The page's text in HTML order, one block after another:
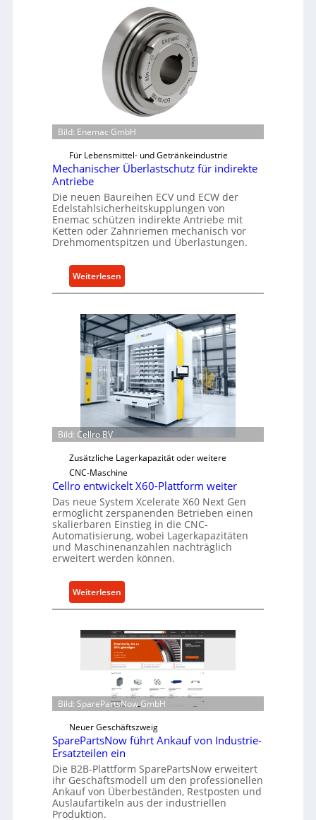
Bild: Enemac GmbH
Für Lebensmittel- und Getränkeindustrie
Mechanischer Überlastschutz für indirekte
Antriebe
Die neuen Baureihen ECV und ECW der
Edelstahlsicherheitskupplungen von
Enemac schützen indirekte Antriebe mit
Ketten oder Zahnriemen mechanisch vor
Drehmomentspitzen und Überlastungen.
Weiterlesen
M
c
h
a
n
i
s
h
e
b
e
r
l
a
s
s
c
u
t
z
f
ü
r
d
i
r
e
k
Bild: Cellro BV
Zusätzliche Lagerkapazität oder weitere
CNC-Maschine
Cellro entwickelt X60-Plattform weiter
Das neue System Xcelerate X60 Next Gen
ermöglicht zerspanenden Betrieben einen
skalierbaren Einstieg in die CNC-
Automatisierung, wobei Lagerkapazitäten
und Maschinenanzahlen nachträglich
erweitert werden können.
Weiterlesen
C
l
l
r
o
e
n
t
w
i
c
k
e
Bild: SparePartsNow GmbH
Neuer Geschäftszweig
SparePartsNow führt Ankauf von Industrie-
Ersatzteilen ein
Die B2B-Plattform SparePartsNow erweitert
ihr Geschäftsmodell um den professionellen
Ankauf von Überbeständen, Restposten und
Auslaufartikeln aus der industriellen
Produktion.